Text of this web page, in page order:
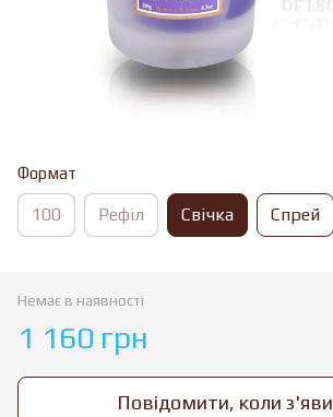
Формат
100 Рефіл Свічка Спрей
Немає в наявності
1 160 грн
Повідомити, коли